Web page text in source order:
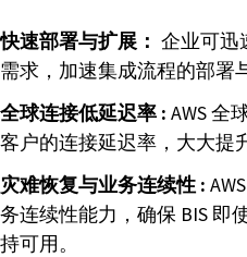
快速部署与扩展： 企业可迅
需求，加速集成流程的部署
全球连接低延迟率 : AWS 全
客户的连接延迟率，大大提
灾难恢复与业务连续性 :
务连续性能力，确保 BIS 即
持可用。